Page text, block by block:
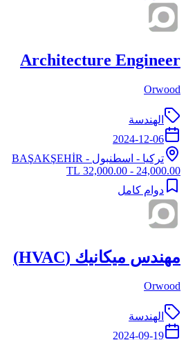
Architecture Engineer
Orwood
الهندسة
2024-12-06
تركيا - اسطنبول - BAŞAKŞEHİR
24,000.00 - 32,000.00 TL
دوام كامل
مهندس ميكانيك (HVAC)
Orwood
الهندسة
2024-09-19